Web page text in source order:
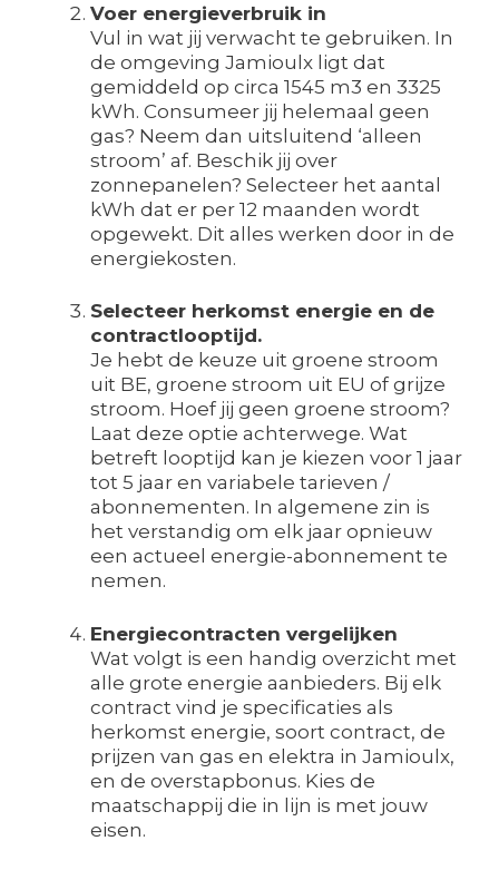
Voer energieverbruik in
Vul in wat jij verwacht te gebruiken. In
de omgeving Jamioulx ligt dat
gemiddeld op circa 1545 m3 en 3325
kWh. Consumeer jij helemaal geen
gas? Neem dan uitsluitend ‘alleen
stroom’ af. Beschik jij over
zonnepanelen? Selecteer het aantal
kWh dat er per 12 maanden wordt
opgewekt. Dit alles werken door in de
energiekosten.
Selecteer herkomst energie en de
contractlooptijd.
Je hebt de keuze uit groene stroom
uit BE, groene stroom uit EU of grijze
stroom. Hoef jij geen groene stroom?
Laat deze optie achterwege. Wat
betreft looptijd kan je kiezen voor 1 jaar
tot 5 jaar en variabele tarieven /
abonnementen. In algemene zin is
het verstandig om elk jaar opnieuw
een actueel energie-abonnement te
nemen.
Energiecontracten vergelijken
Wat volgt is een handig overzicht met
alle grote energie aanbieders. Bij elk
contract vind je specificaties als
herkomst energie, soort contract, de
prijzen van gas en elektra in Jamioulx,
en de overstapbonus. Kies de
maatschappij die in lijn is met jouw
eisen.